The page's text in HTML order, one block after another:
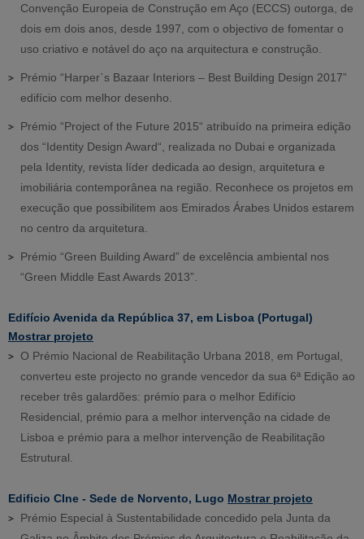
Convenção Europeia de Construção em Aço (ECCS) outorga, de
dois em dois anos, desde 1997, com o objectivo de fomentar o
uso criativo e notável do aço na arquitectura e construção.
Prémio “Harper`s Bazaar Interiors – Best Building Design 2017”
edifício com melhor desenho.
Prémio “Project of the Future 2015“ atribuído na primeira edição
dos “Identity Design Award“, realizada no Dubai e organizada
pela Identity, revista líder dedicada ao design, arquitetura e
imobiliária contemporânea na região. Reconhece os projetos em
execução que possibilitem aos Emirados Árabes Unidos estarem
no centro da arquitetura.
Prémio “Green Building Award” de excelência ambiental nos
“Green Middle East Awards 2013”.
Edifício Avenida da República 37, em Lisboa (Portugal)
Mostrar projeto
O Prémio Nacional de Reabilitação Urbana 2018, em Portugal,
converteu este projecto no grande vencedor da sua 6ª Edição ao
receber três galardões: prémio para o melhor Edifício
Residencial, prémio para a melhor intervenção na cidade de
Lisboa e prémio para a melhor intervenção de Reabilitação
Estrutural.
Edificio CIne - Sede de Norvento, Lugo Mostrar projeto
Prémio Especial à Sustentabilidade concedido pela Junta da